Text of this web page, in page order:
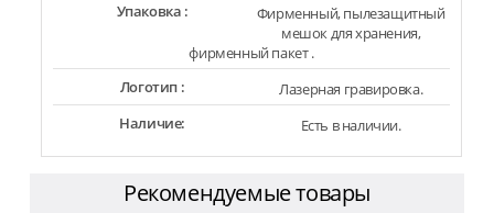
Упаковка :
Фирменный, пылезащитный
мешок для хранения,
фирменный пакет .
Логотип :
Лазерная гравировка.
Наличие:
Есть в наличии.
Рекомендуемые товары